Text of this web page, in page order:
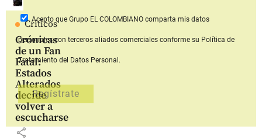
Críticos
Crónicas
de un Fan
Fatal:
Estados
Alterados
decide
volver a
escucharse
share
Acepto que Grupo EL COLOMBIANOcomparta mis datos
personales con terceros aliados comerciales conforme su Política de
Tratamiento del Datos Personal.